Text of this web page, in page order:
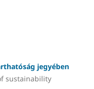
jegyében
sustainability